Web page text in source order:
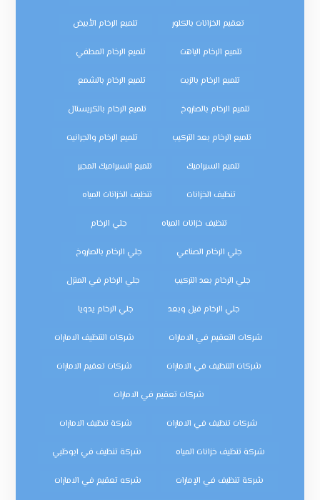
تعقيم الخزانات بالكلور تلميع الرخام الأبيض
تلميع الرخام الباهت تلميع الرخام المطفي
تلميع الرخام بالزيت تلميع الرخام بالشمع
تلميع الرخام بالصاروخ تلميع الرخام بالكريستال
تلميع الرخام بعد التركيب تلميع الرخام والجرانيت
تلميع السيراميك تلميع السيراميك المجير
تنظيف الخزانات تنظيف الخزانات المياه
تنظيف خزانات المياه جلي الرخام
جلي الرخام الصناعي جلي الرخام بالصاروخ
جلي الرخام بعد التركيب جلي الرخام في المنزل
جلي الرخام قبل وبعد جلي الرخام يدويا
شركات التعقيم في الامارات شركات التنظيف الامارات
شركات التنظيف في الامارات شركات تعقيم الامارات
شركات تعقيم في الامارات
شركات تنظيف في الامارات شركة تنظيف الامارات
شركة تنظيف خزانات المياه شركة تنظيف في ابوظبي
شركة تنظيف في الإمارات شركه تعقيم في الامارات